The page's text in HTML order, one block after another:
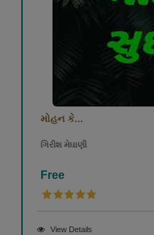
મોહન કે...
ગિરીશ મેઘાણી
Free
View Details